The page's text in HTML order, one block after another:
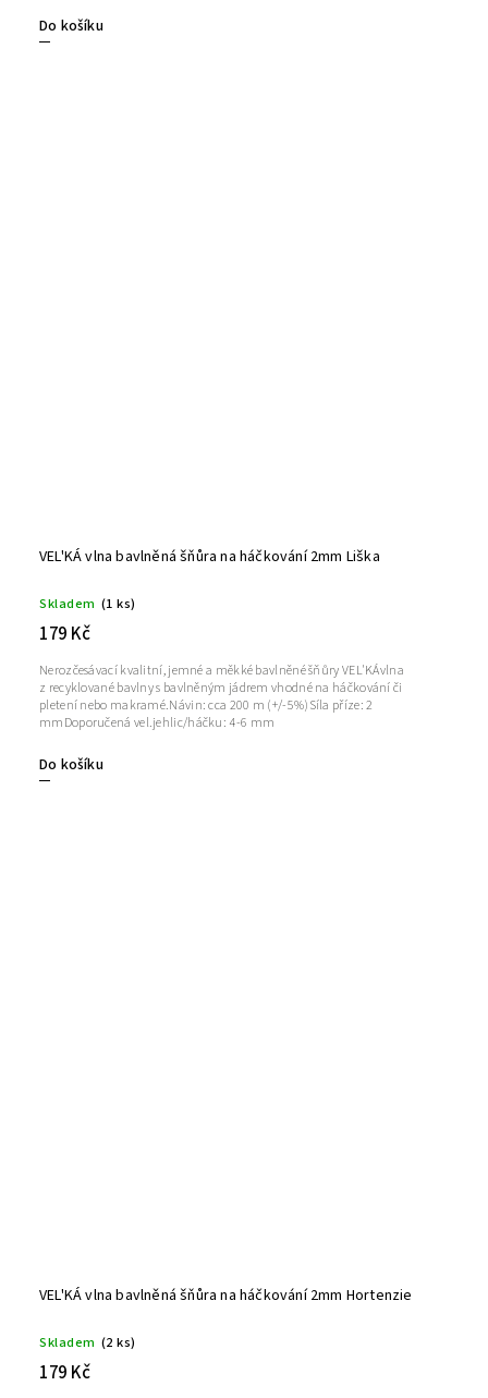
Do košíku
VEL'KÁ vlna bavlněná šňůra na háčkování 2mm Liška
Skladem (1 ks)
179 Kč
Do košíku
Nerozčesávací kvalitní, jemné a měkké bavlněné šňůry VEL'KÁvlna
z recyklované bavlny s bavlněným jádrem vhodné na háčkování či
pletení nebo makramé.Návin: cca 200 m (+/-5%)Síla příze: 2
mmDoporučená vel.jehlic/háčku: 4-6 mm
VEL'KÁ vlna bavlněná šňůra na háčkování 2mm Hortenzie
Skladem (2 ks)
179 Kč